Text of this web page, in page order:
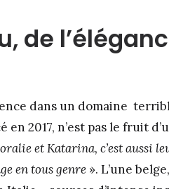
de
dans un domaine
en 2017, n’est pas le fruit
et Katarina, c’est aussi
en tous genre ». L’une